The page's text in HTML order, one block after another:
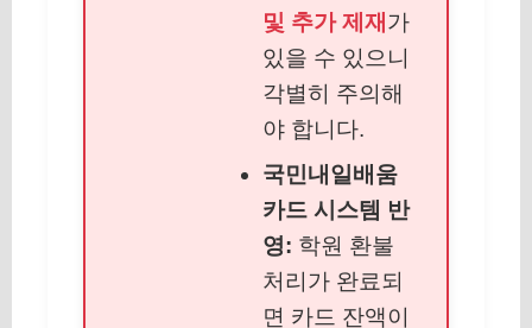
및 추가 제재 가
있을 수 있으니
각별히 주의해
야 합니다.
국민내일배움
카드 시스템 반
영: 학원 환불
처리가 완료되
면 카드 잔액이